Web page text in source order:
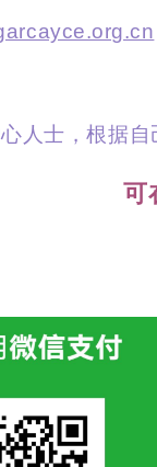
人士，根据
可